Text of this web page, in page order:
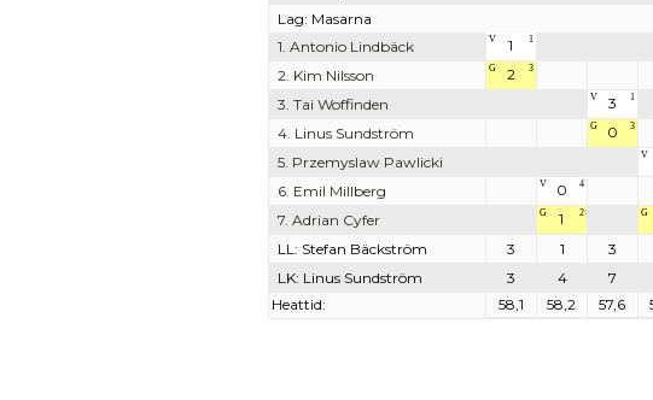
Lag: Masarna
1. Antonio Lindbäck
V 1 1
2. Kim Nilsson
G 2 3
3. Tai Woffinden
V 3 1
4. Linus Sundström
G 0 3
5. Przemyslaw Pawlicki
V
6. Emil Millberg
V 0 4
7. Adrian Cyfer
G 1 2 G
LL: Stefan Bäckström
3 1 3
LK: Linus Sundström 3 4 7
Heattid:
58,1 58,2 57,6